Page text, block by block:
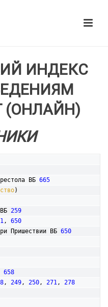
ИНДЕКС
(ОНЛАЙН)
ВБ
665
)
259
, 650
Пришествии ВБ
650
658
, 249, 250, 271, 278